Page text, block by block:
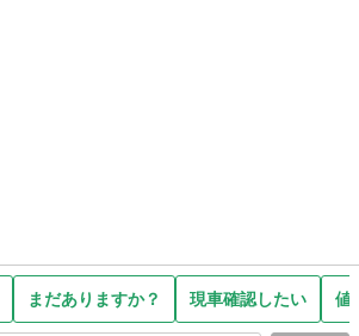
まだありますか？ 現車確認したい 値